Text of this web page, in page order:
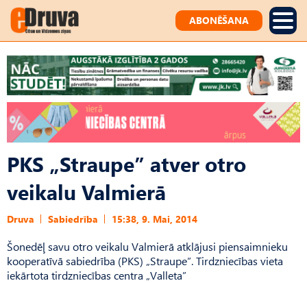
ABONĒŠANA
PKS „Straupe” atver otro
veikalu Valmierā
Druva Sabiedrība 15:38, 9. Mai, 2014
Šonedēļ savu otro veikalu Valmierā atklājusi piensaimnieku
kooperatīvā sabiedrība (PKS) „Straupe”. Tirdzniecības vieta
iekārtota tirdzniecības centra „Valleta”